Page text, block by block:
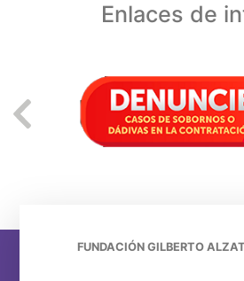
Enlaces de
FUNDACIÓN GILBERTO